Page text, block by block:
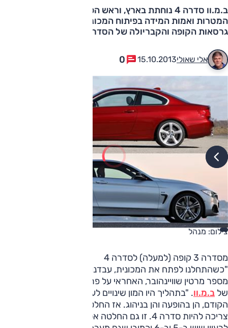
ב.מ.וו סדרה 4 נוחתת בארץ, וראש הפרויקט מספר על
המטרות ואמות המידה בפיתוח המכונית, שהחליפה את
גרסאות הקופה והקבריולה של הסדרה 3
אלי שאולי15.10.2013
0
צילום: מנהל
מסדרה 3 קופה (למעלה) לסדרה 4
מספר מרטין שוויינהובר, האחראי על פרויקט
של ב.מ.וו. "בתהליך היו המון שינויים לעומת הסדאן ולעומת הדגם
הקודם, הן בהופעה והן בניהוג. אז החלטנו, די בהתחלה, שהיא
צריכה להיות סדרה 4. זו גם החלטה אסטרטגית שמתאימה